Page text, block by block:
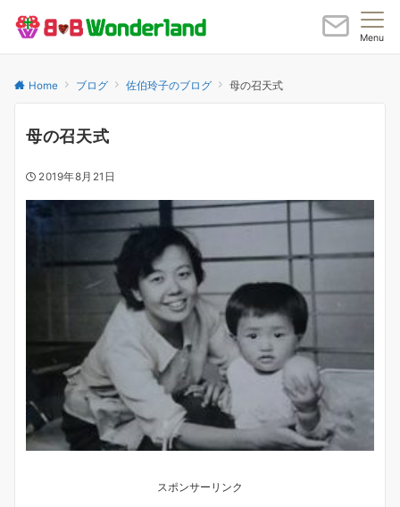
Menu
Home ブログ 佐伯玲子のブログ 母の召天式
母の召天式
2019年8月21日
スポンサーリンク